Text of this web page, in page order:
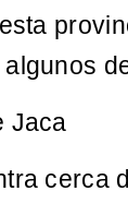
Jaca
cerca